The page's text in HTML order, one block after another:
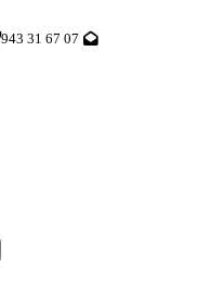
943 31 67 07